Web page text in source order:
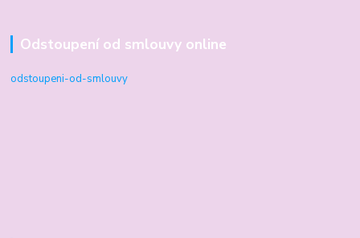
Odstoupení od smlouvy online
odstoupeni-od-smlouvy